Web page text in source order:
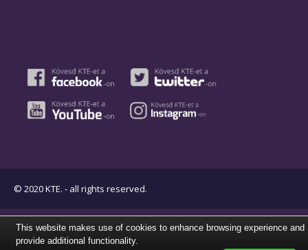
© 2020 KTE. - all rights reserved.
This website makes use of cookies to enhance browsing experience and
provide additional functionality.